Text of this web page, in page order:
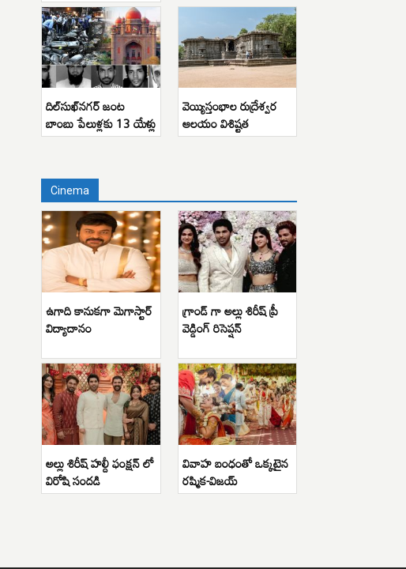
దిల్‌సుఖ్‌నగర్ జంట
బాంబు పేలుళ్లకు 13 యేళ్లు
వెయ్యిస్తంభాల రుద్రేశ్వర
ఆలయం విశిష్టత
Cinema
ఉగాది కానుకగా మెగాస్టార్
విద్యాదానం
గ్రాండ్ గా అల్లు శిరీష్ ప్రీ
వెడ్డింగ్ రిసెప్షన్
అల్లు శిరీష్ హల్దీ ఫంక్షన్ లో
విరోషి సందడి
వివాహ బంధంతో ఒక్కటైన
రష్మిక-విజయ్